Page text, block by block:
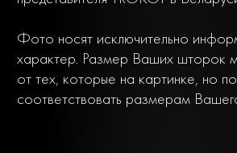
Фото носят исключительно
характер. Размер Ваших шторок
от тех, которые на картинке, но
соответствовать размерам